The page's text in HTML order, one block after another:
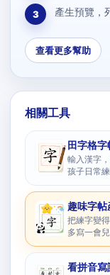
3 產生預覽，
查看更多幫助
相關工具
田字格
輸入漢字
孩子日常
趣味字帖
把練字變
多寫一會兒
看拼音寫